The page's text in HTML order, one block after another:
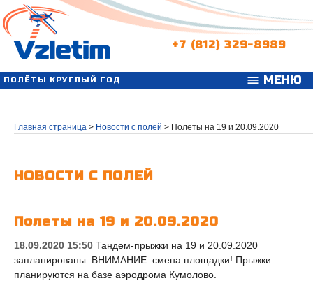
+7 (812) 329-8989
ПОЛЁТЫ КРУГЛЫЙ ГОД menu МЕНЮ
Главная страница > Новости с полей > Полеты на 19 и 20.09.2020
НОВОСТИ С ПОЛЕЙ
Полеты на 19 и 20.09.2020
18.09.2020 15:50 Тандем-прыжки на 19 и 20.09.2020
запланированы. ВНИМАНИЕ: смена площадки! Прыжки
планируются на базе аэродрома Кумолово.